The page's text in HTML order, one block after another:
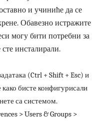
и учиниће да се
Обавезно истражите
могу бити потребни за
сте инсталирали.
(Ctrl + Shift + Esc) и
бисте конфигурисали
са системом.
> Users & Groups >